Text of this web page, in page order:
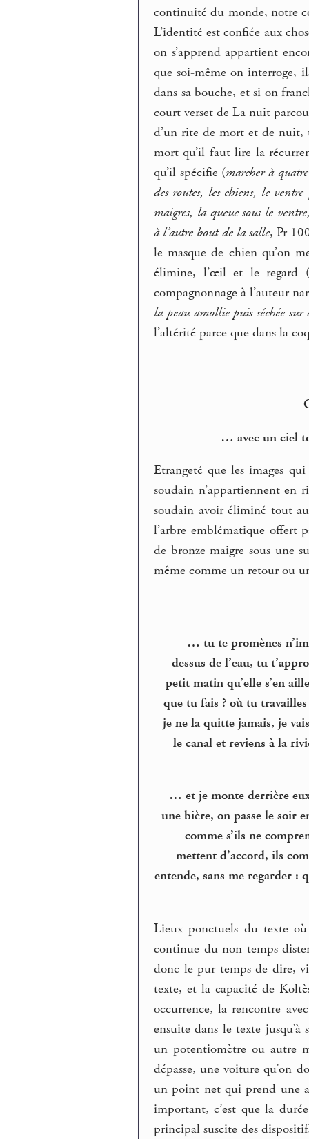
continuité du monde, notre
L’identité est confiée aux
on s’apprend appartient
que soi-même on interroge,
dans sa bouche, et si on
court verset de La nuit
d’un rite de mort et de nuit,
mort qu’il faut lire la
qu’il spécifie (marcher à
des routes, les chiens, le
maigres, la queue sous le
à l’autre bout de la salle, Pr
le masque de chien qu’on
élimine, l’œil et le regard
compagnonnage à l’auteur
la peau amollie puis séchée sur
l’altérité parce que dans la
… avec un ciel
Etrangeté que les images
soudain n’appartiennent en
soudain avoir éliminé tout
l’arbre emblématique offert
de bronze maigre sous une
même comme un retour ou
… tu te promènes
dessus de l’eau, tu
petit matin qu’elle s’en
que tu fais ? où tu
je ne la quitte jamais, je
le canal et reviens à la
… et je monte derrière
une bière, on passe le soir
comme s’ils ne
mettent d’accord, ils
entende, sans me regarder :
Lieux ponctuels du texte
continue du non temps
donc le pur temps de dire,
texte, et la capacité de
occurrence, la rencontre
ensuite dans le texte
un potentiomètre ou autre
dépasse, une voiture qu’on
un point net qui prend une
important, c’est que la
principal suscite des